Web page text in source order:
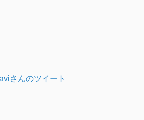
さんのツイート